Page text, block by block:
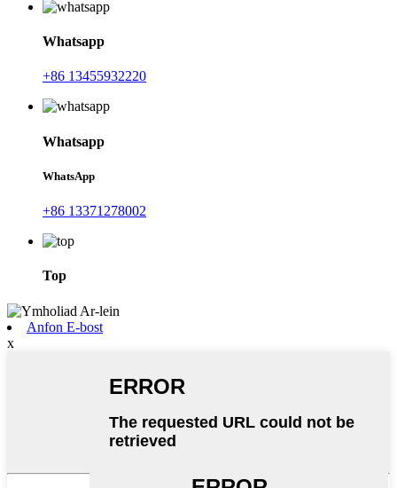
Whatsapp
+86 13455932220
Whatsapp
WhatsApp
+86 13371278002
Top
Anfon E-bost
x